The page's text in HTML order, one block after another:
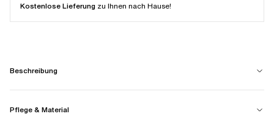
Kostenlose Lieferung zu Ihnen nach Hause!
Beschreibung
Pflege & Material